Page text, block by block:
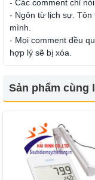
- Các comment chỉ
- Ngôn từ lịch sự. Tôn
mình.
- Mọi comment đều
hợp lý sẽ bị xóa.
Sản phẩm cùng